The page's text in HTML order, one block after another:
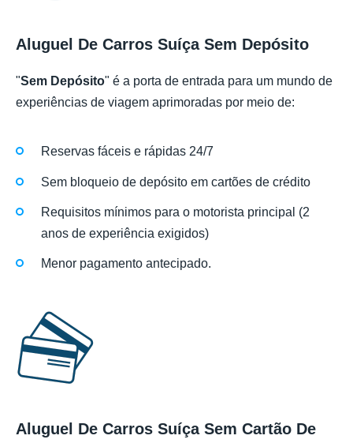
Aluguel De Carros Suíça Sem Depósito
"Sem Depósito" é a porta de entrada para um mundo de
experiências de viagem aprimoradas por meio de:
Reservas fáceis e rápidas 24/7
Sem bloqueio de depósito em cartões de crédito
Requisitos mínimos para o motorista principal (2
anos de experiência exigidos)
Menor pagamento antecipado.
Aluguel De Carros Suíça Sem Cartão De